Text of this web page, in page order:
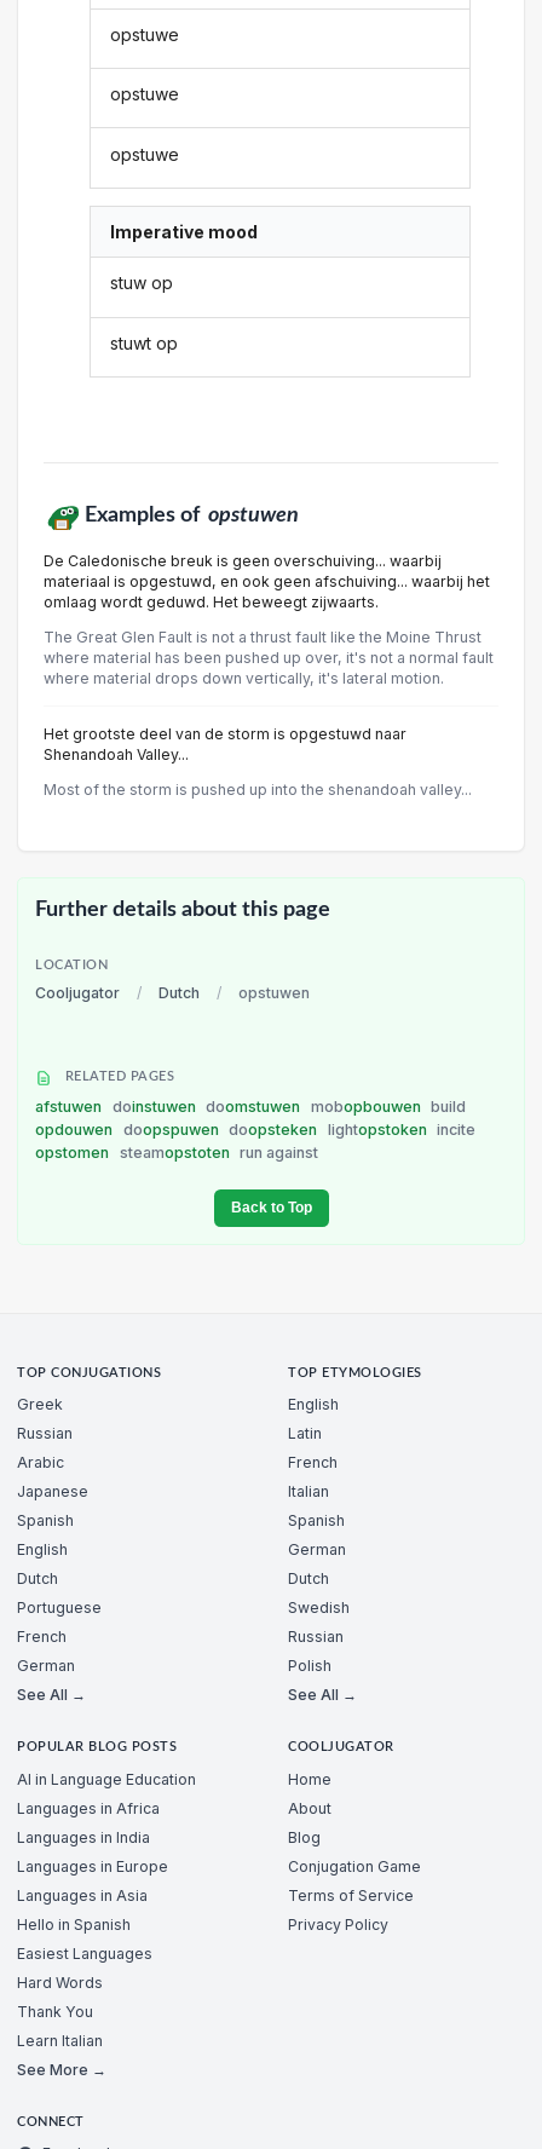
opstuwe
opstuwe
opstuwe
Imperative mood
stuw op
stuwt op
Examples of opstuwen
De Caledonische breuk is geen overschuiving... waarbij
materiaal is opgestuwd, en ook geen afschuiving... waarbij het
omlaag wordt geduwd. Het beweegt zijwaarts.
The Great Glen Fault is not a thrust fault like the Moine Thrust
where material has been pushed up over, it's not a normal fault
where material drops down vertically, it's lateral motion.
Het grootste deel van de storm is opgestuwd naar
Shenandoah Valley...
Most of the storm is pushed up into the shenandoah valley...
Further details about this page
LOCATION
Cooljugator / Dutch / opstuwen
RELATED PAGES
afstuwen doinstuwen doomstuwen mobopbouwen
build
opdouwen
doopspuwen doopsteken lightopstoken
incite
opstomen
steamopstoten run against
Back to Top
TOP CONJUGATIONS
Greek
Russian
Arabic
Japanese
Spanish
English
Dutch
Portuguese
French
German
See All →
TOP ETYMOLOGIES
English
Latin
French
Italian
Spanish
German
Dutch
Swedish
Russian
Polish
See All →
POPULAR BLOG POSTS
AI in Language Education
Languages in Africa
Languages in India
Languages in Europe
Languages in Asia
Hello in Spanish
Easiest Languages
Hard Words
Thank You
Learn Italian
See More →
COOLJUGATOR
Home
About
Blog
Conjugation Game
Terms of Service
Privacy Policy
CONNECT